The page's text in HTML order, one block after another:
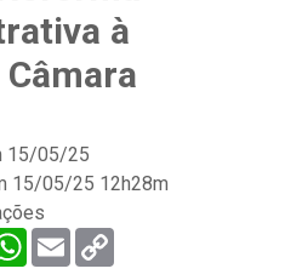
à
15/05/25
15/05/25 12h28m
WhatsApp
Email